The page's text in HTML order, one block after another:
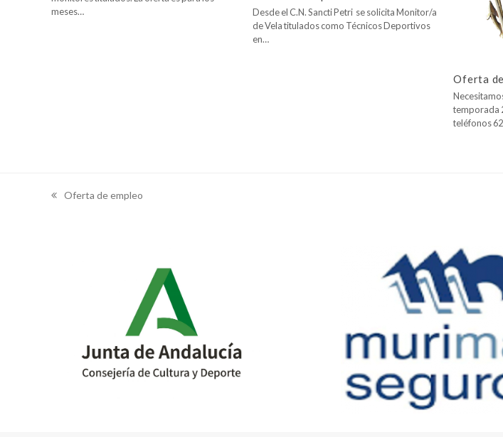
meses…
Desde el C.N. Sancti Petri se solicita Monitor/a
de Vela titulados como Técnicos Deportivos
en…
Oferta
temporada
teléfonos
previous
Oferta de empleo